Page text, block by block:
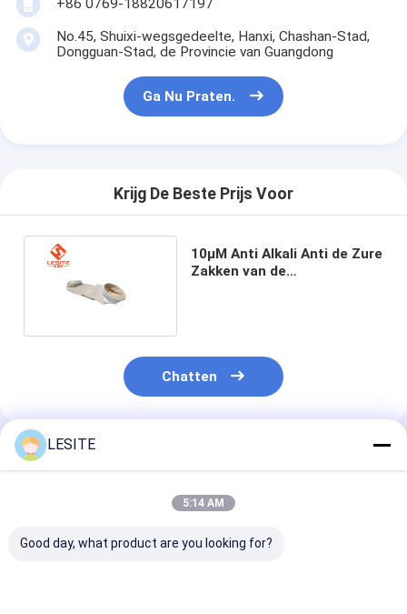
De Filter van de aluminiumzak
Stofzakfilter
Origami die Machine vouwen
No.45, Shuixi-wegsgedeelte, Hanxi, Chashan-Stad,
Dongguan-Stad, de Provincie van Guangdong
Ga Nu Praten.
Krijg De Beste Prijs Voor
10µM Anti Alkali Anti de Zure
Zakken van de
Chatten
Geadviseerde Producten
LESITE
5:14 AM
Good day, what product are you looking for?